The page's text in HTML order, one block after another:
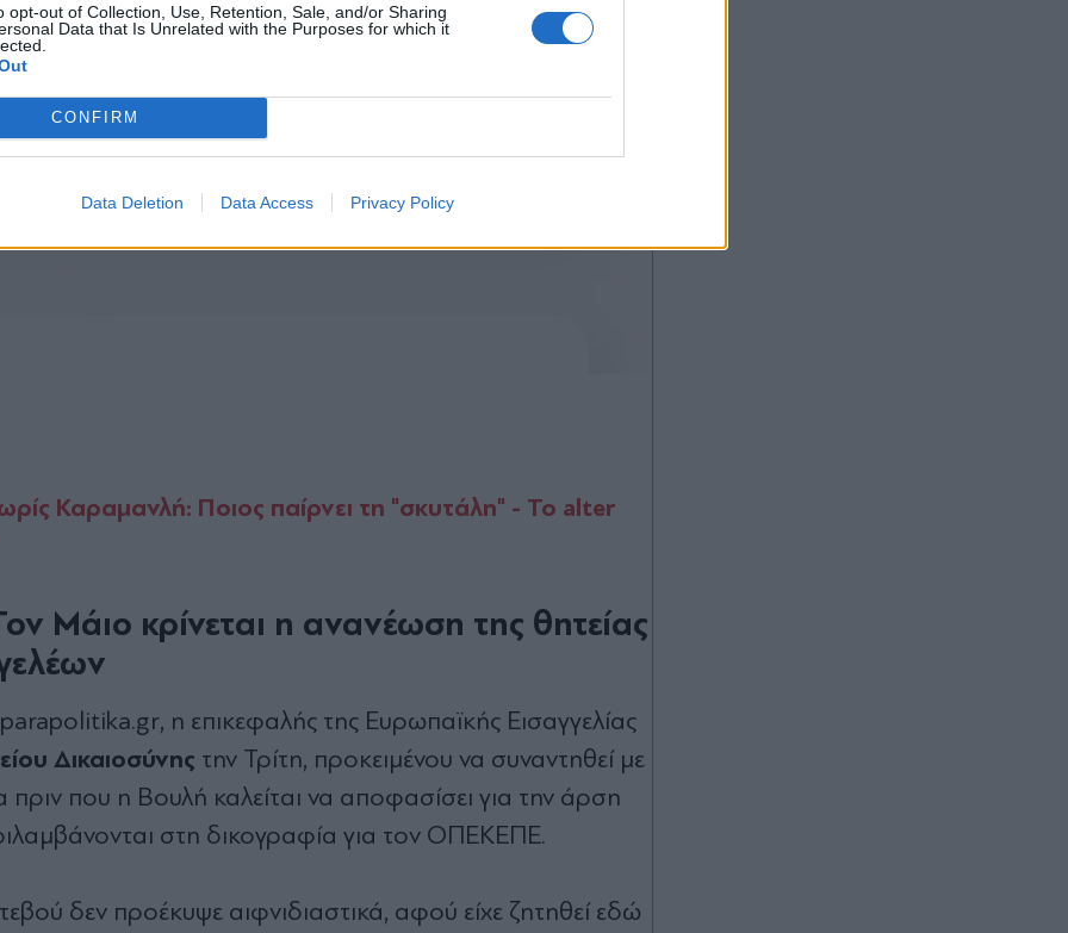
opt-out of Collection, Use, Retention, Sale, and/or Sharing
Data that Is Unrelated with the Purposes for which it
CONFIRM
Data Deletion Data Access Privacy Policy
Καραμανλή: Ποιος παίρνει τη "σκυτάλη" - Το alter
Μάιο κρίνεται η ανανέωση της θητείας
η επικεφαλής της Ευρωπαϊκής Εισαγγελίας
Δικαιοσύνης την Τρίτη, προκειμένου να συναντηθεί με
πριν που η Βουλή καλείται να αποφασίσει για την άρση
στη δικογραφία για τον ΟΠΕΚΕΠΕ.
δεν προέκυψε αιφνιδιαστικά, αφού είχε ζητηθεί εδώ